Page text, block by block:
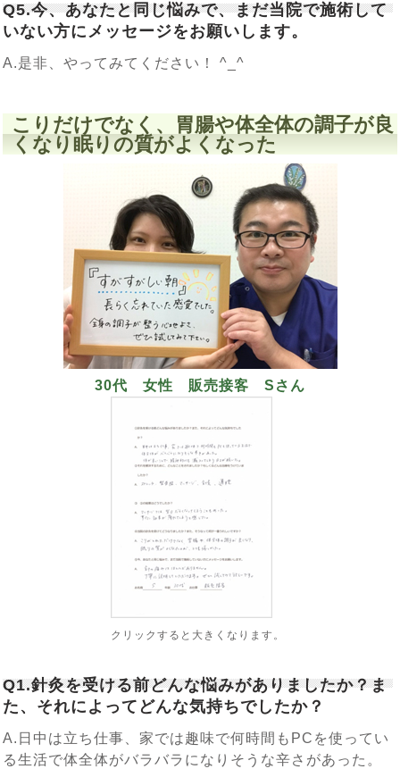
Q5.今、あなたと同じ悩みで、まだ当院で施術して
いない方にメッセージをお願いします。
A.是非、やってみてください！ ^_^
こりだけでなく、胃腸や体全体の調子が良
くなり眠りの質がよくなった
30代 女性 販売接客 Sさん
クリックすると大きくなります。
Q1.針灸を受ける前どんな悩みがありましたか？ま
た、それによってどんな気持ちでしたか？
A.日中は立ち仕事、家では趣味で何時間もPCを使ってい
る生活で体全体がバラバラになりそうな辛さがあった。